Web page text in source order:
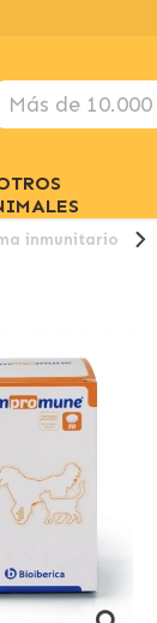
inmunitario